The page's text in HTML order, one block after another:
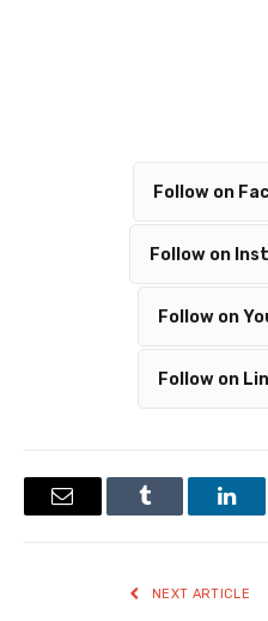
Follow on
Follow on
Follow on
Follow on
LinkedIn
Tumblr
Email
NEXT ARTICLE